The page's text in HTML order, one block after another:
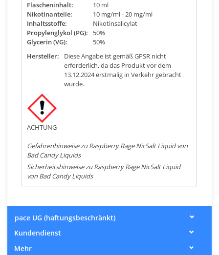
Flascheninhalt:
10 ml
Nikotinanteile:
10 mg/ml - 20 mg/ml
Inhaltsstoffe:
Nikotinsalicylat
Propylenglykol (PG):
50%
Glycerin (VG):
50%
Hersteller:
Diese Angabe ist gemäß GPSR nicht
erforderlich, da das Produkt vor dem
13.12.2024 erstmalig in Verkehr gebracht
wurde.
ACHTUNG
Gefahrenhinweise zu Raspberry Rage NicSalt Liquid von
Bad Candy Liquids
Sicherheitshinweise zu Raspberry Rage NicSalt Liquid
von Bad Candy Liquids
pace UG (haftungsbeschränkt)
Kundendienst
Mehr